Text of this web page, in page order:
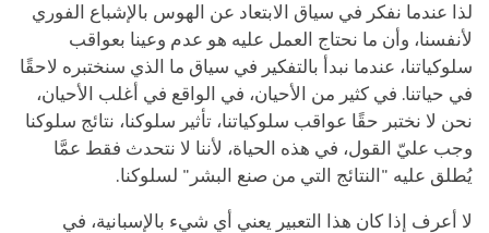
لذا عندما نفكر في سياق الابتعاد عن الهوس بالإشباع الفوري
لأنفسنا، وأن ما نحتاج العمل عليه هو عدم وعينا بعواقب
سلوكياتنا، عندما نبدأ بالتفكير في سياق ما الذي سنختبره لاحقًا
في حياتنا. في كثير من الأحيان، في الواقع في أغلب الأحيان،
نحن لا نختبر حقًا عواقب سلوكياتنا، تأثير سلوكنا، نتائج سلوكنا
وجب عليّ القول، في هذه الحياة، لأننا لا نتحدث فقط عمَّا
يُطلق عليه "النتائج التي من صنع البشر" لسلوكنا.
لا أعرف إذا كان هذا التعبير يعني أي شيء بالإسبانية، في